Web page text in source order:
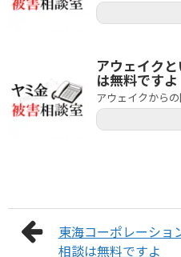
アウェイク
は無料ですよ
アウェイクから
東海コーポレーショ
相談は無料ですよ